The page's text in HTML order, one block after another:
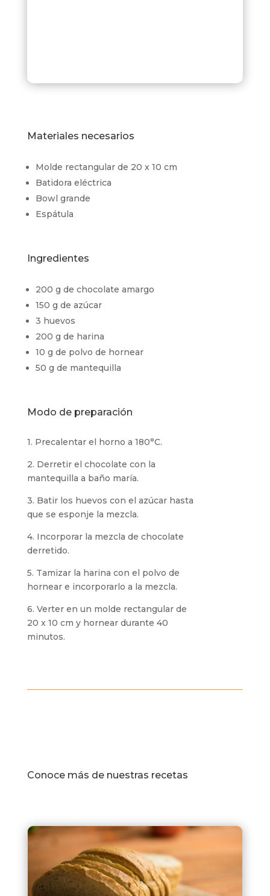
Materiales necesarios
Molde rectangular de 20 x 10 cm
Batidora eléctrica
Bowl grande
Espátula
Ingredientes
200 g de chocolate amargo
150 g de azúcar
3 huevos
200 g de harina
10 g de polvo de hornear
50 g de mantequilla
Modo de preparación
1. Precalentar el horno a 180°C.
2. Derretir el chocolate con la
mantequilla a baño maría.
3. Batir los huevos con el azúcar hasta
que se esponje la mezcla.
4. Incorporar la mezcla de chocolate
derretido.
5. Tamizar la harina con el polvo de
hornear e incorporarlo a la mezcla.
6. Verter en un molde rectangular de
20 x 10 cm y hornear durante 40
minutos.
Conoce más de nuestras recetas